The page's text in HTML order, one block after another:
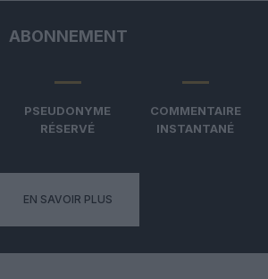
ABONNEMENT
PSEUDONYME
RÉSERVÉ
COMMENTAIRE
INSTANTANÉ
EN SAVOIR PLUS